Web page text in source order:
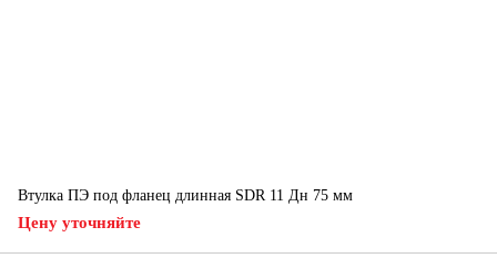
Втулка ПЭ под фланец длинная SDR 11 Дн 75 мм
Цену уточняйте